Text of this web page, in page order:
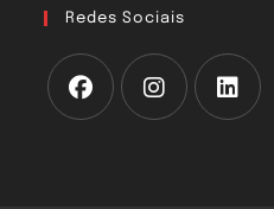
Redes Sociais